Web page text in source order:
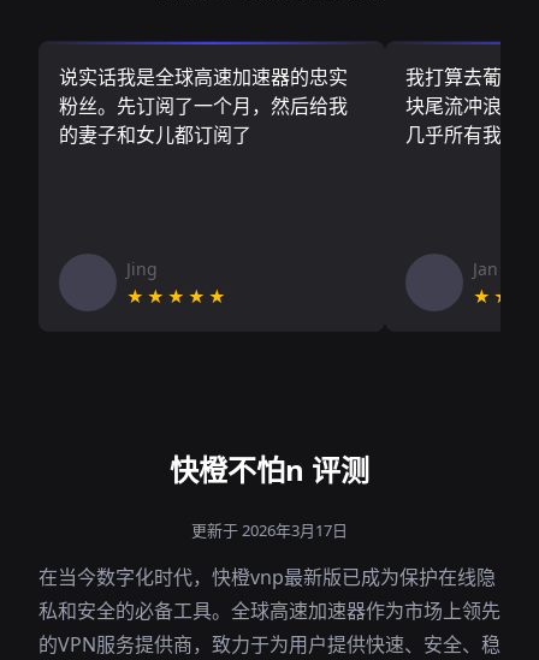
说实话我是全球高速加速器的忠实
粉丝。先订阅了一个月，然后给我
的妻子和女儿都订阅了
Jing
★★★★★
我打算去葡萄
块尾流冲浪板
几乎所有我需
Jan V
快橙不怕n 评测
更新于 2026年3月17日
在当今数字化时代，快橙vnp最新版已成为保护在线隐
私和安全的必备工具。全球高速加速器作为市场上领先
的VPN服务提供商，致力于为用户提供快速、安全、稳